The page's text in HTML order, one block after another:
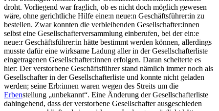
droht. Vorliegend war fraglich, ob es nicht doch möglich gewesen
wäre, ohne gerichtliche Hilfe eine:n neue:n Geschäftsführer:in zu
bestellen. Zwar konnten die verbleibenden Gesellschafter:innen
selbst eine Gesellschafterversammlung einberufen, bei der ein:e
neue:r Geschäftsführer:in hätte bestimmt werden können, allerdings
musste dafür eine wirksame Ladung aller in der Gesellschafterliste
eingetragenen Gesellschafter:innen erfolgen. Daran scheiterte es
hier: Der verstorbene Geschäftsführer stand nämlich immer noch als
Gesellschafter in der Gesellschafterliste und konnte nicht geladen
werden; seine Erb:innen waren wegen des Streits um die
Erbenstellung „unbekannt“. Eine Änderung der Gesellschafterliste
dahingehend, dass der verstorbene Gesellschafter ausgeschieden